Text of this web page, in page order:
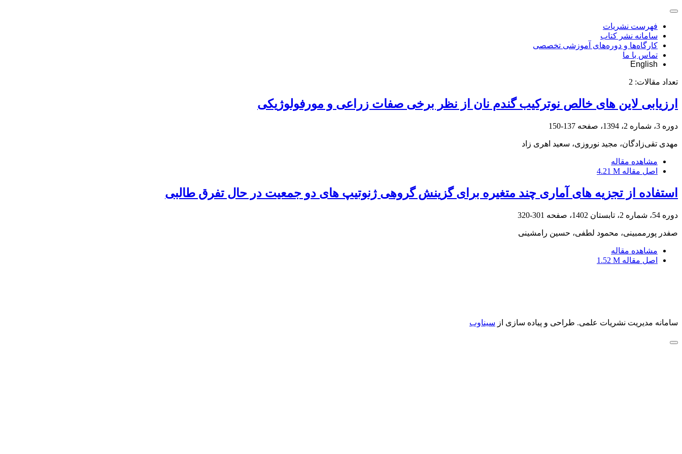
فهرست نشریات
سامانه نشر کتاب
کارگاه‌ها و دوره‌های آموزشی تخصصی
تماس با ما
English
تعداد مقالات: 2
ارزیابی لاین های خالص نوترکیب گندم نان از نظر برخی صفات زراعی و مورفولوژیکی
دوره 3، شماره 2، 1394، صفحه 137-150
مهدی تقی‌زادگان، مجید نوروزی، سعید اهری زاد
مشاهده مقاله
اصل مقاله 4.21 M
استفاده از تجزیه های آماری چند متغیره برای گزینش گروهی ژنوتیپ های دو جمعیت در حال تفرق طالبی
دوره 54، شماره 2، تابستان 1402، صفحه 301-320
صفدر پورممبینی، محمود لطفی، حسین رامشینی
مشاهده مقاله
اصل مقاله 1.52 M
سامانه مدیریت نشریات علمی. طراحی و پیاده سازی از سیناوب